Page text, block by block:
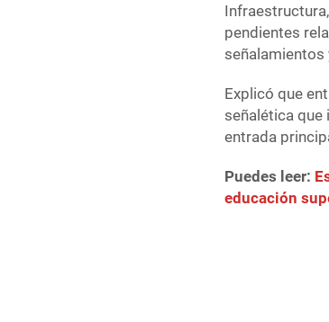
pendientes
señalamientos
Explicó que
señalética que
entrada
Puedes leer:
educación